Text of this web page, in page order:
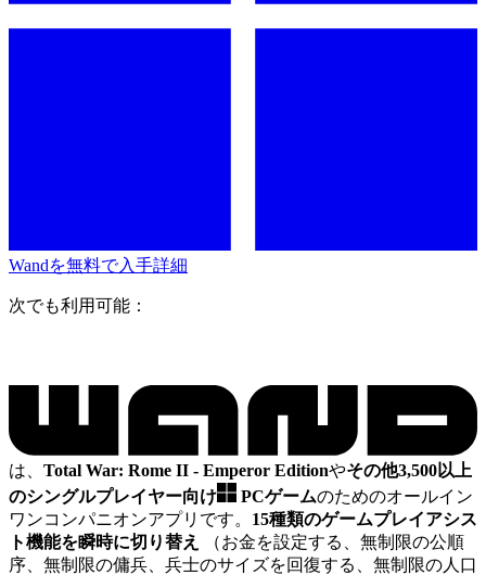
Wandを無料で入手詳細
次でも利用可能：
は、 Total War: Rome II - Emperor Editionやその他3,500以上
のシングルプレイヤー向け
PCゲームのためのオールイン
ワンコンパニオンアプリです。 15種類のゲームプレイアシス
ト機能を瞬時に切り替え
（お金を設定する、無制限の公順
序、無制限の傭兵、兵士のサイズを回復する、無制限の人口